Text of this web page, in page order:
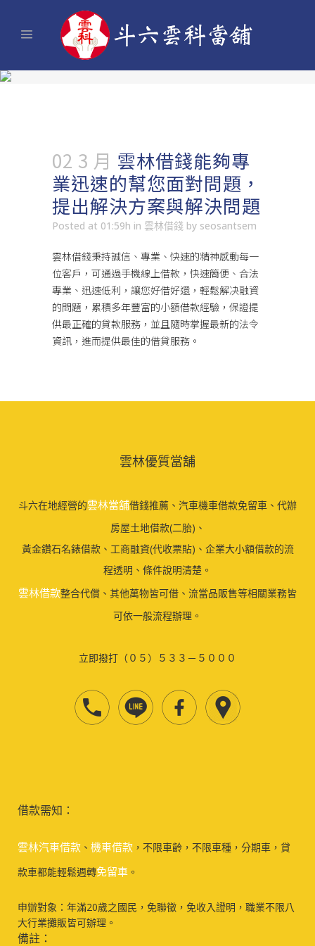
02 3 月 雲林借錢能夠專
業迅速的幫您面對問題，
提出解決方案與解決問題
Posted at 01:59h in 雲林借錢 by seosantsem
雲林借錢秉持誠信、專業、快速的精神感動每一
位客戶，可通過手機線上借款，快速簡便、合法
專業、迅速低利，讓您好借好還，輕鬆解决融資
的問題，累積多年豐富的小額借款經驗，保證提
供最正確的貸款服務，並且隨時掌握最新的法令
資訊，進而提供最佳的借貸服務。
雲林優質當舖
斗六在地經營的雲林當舖借錢推薦、汽車機車借款免留車、代辦
房屋土地借款(二胎)、
黃金鑽石名錶借款、工商融資(代收票貼)、企業大小額借款的流
程透明、條件說明清楚。
雲林借款整合代償、其他萬物皆可借、流當品販售等相關業務皆
可依一般流程辦理。
立即撥打（０５）５３３－５０００
借款需知：
雲林汽車借款 、 機車借款 ，不限車齡，不限車種，分期車，貸
款車都能輕鬆週轉免留車 。
申辦對象：年滿20歲之國民，免聯徵，免收入證明，職業不限八
大行業攤販皆可辦理。
備註：